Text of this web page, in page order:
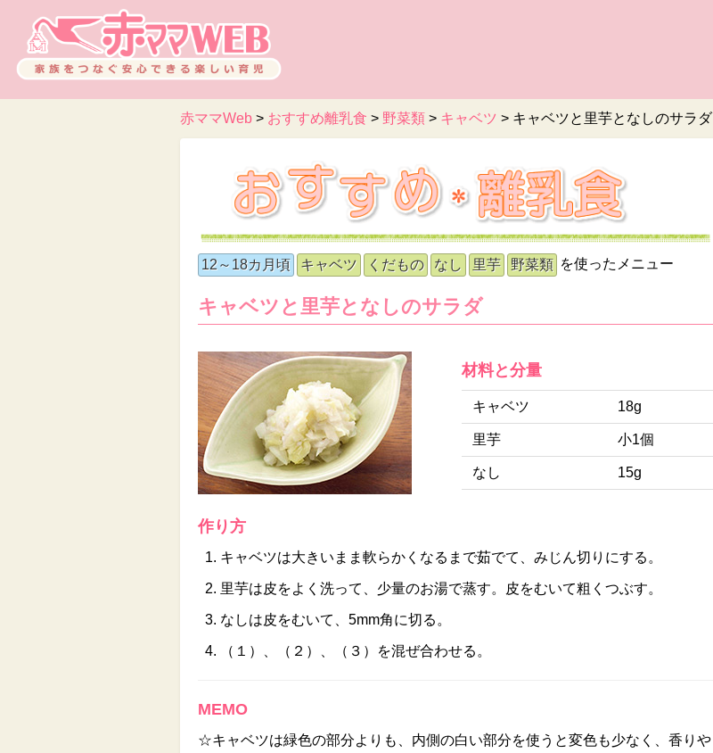
赤ママWeb > おすすめ離乳食 > 野菜類 > キャベツ > キャベツと里芋となしのサラダ
12～18カ月頃 キャベツ くだもの なし 里芋 野菜類 を使ったメニュー
キャベツと里芋となしのサラダ
材料と分量
キャベツ 18g
里芋 小1個
なし 15g
作り方
キャベツは大きいまま軟らかくなるまで茹でて、みじん切りにする。
里芋は皮をよく洗って、少量のお湯で蒸す。皮をむいて粗くつぶす。
なしは皮をむいて、5mm角に切る。
（１）、（２）、（３）を混ぜ合わせる。
MEMO
☆キャベツは緑色の部分よりも、内側の白い部分を使うと変色も少なく、香りや